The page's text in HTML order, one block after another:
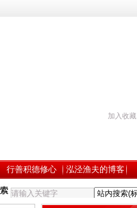
加入收藏
行善积德修心 泓泾渔夫的博客